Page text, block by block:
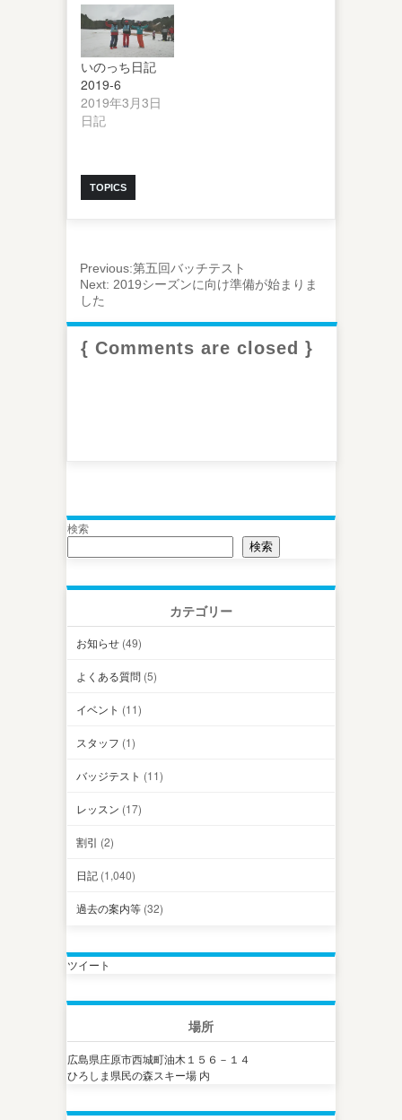
いのっち日記
2019-6
2019年3月3日
日記
TOPICS
Previous:第五回バッチテスト
Next: 2019シーズンに向け準備が始まりま
した
{ Comments are closed }
検索
検索
カテゴリー
お知らせ (49)
よくある質問 (5)
イベント (11)
スタッフ (1)
バッジテスト (11)
レッスン (17)
割引 (2)
日記 (1,040)
過去の案内等 (32)
ツイート
場所
広島県庄原市西城町油木１５６－１４
ひろしま県民の森スキー場 内